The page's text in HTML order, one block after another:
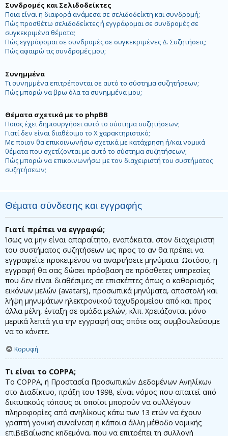
Συνδρομές και Σελιδοδείκτες
Ποια είναι η διαφορά ανάμεσα σε σελιδοδείκτη και συνδρομή;
Πώς προσθέτω σελιδοδείκτες ή εγγράφομαι σε συνδρομές σε
συγκεκριμένα θέματα;
Πώς εγγράφομαι σε συνδρομές σε συγκεκριμένες Δ. Συζητήσεις;
Πώς αφαιρώ τις συνδρομές μου;
Συνημμένα
Τι συνημμένα επιτρέπονται σε αυτό το σύστημα συζητήσεων;
Πώς μπορώ να βρω όλα τα συνημμένα μου;
Θέματα σχετικά με το phpBB
Ποιος έχει δημιουργήσει αυτό το σύστημα συζητήσεων;
Γιατί δεν είναι διαθέσιμο το Χ χαρακτηριστικό;
Με ποιον θα επικοινωνήσω σχετικά με κατάχρηση ή/και νομικά
θέματα που σχετίζονται με αυτό το σύστημα συζητήσεων;
Πώς μπορώ να επικοινωνήσω με τον διαχειριστή του συστήματος
συζητήσεων;
Θέματα σύνδεσης και εγγραφής
Γιατί πρέπει να εγγραφώ;
Ίσως να μην είναι απαραίτητο, εναπόκειται στον διαχειριστή
του συστήματος συζητήσεων ως προς το αν θα πρέπει να
εγγραφείτε προκειμένου να αναρτήσετε μηνύματα. Ωστόσο, η
εγγραφή θα σας δώσει πρόσβαση σε πρόσθετες υπηρεσίες
που δεν είναι διαθέσιμες σε επισκέπτες όπως ο καθορισμός
εικόνων μελών (avatars), προσωπικά μηνύματα, αποστολή και
λήψη μηνυμάτων ηλεκτρονικού ταχυδρομείου από και προς
άλλα μέλη, ένταξη σε ομάδα μελών, κλπ. Χρειάζονται μόνο
μερικά λεπτά για την εγγραφή σας οπότε σας συμβουλεύουμε
να το κάνετε.
Κορυφή
Τι είναι το COPPA;
Το COPPA, ή Προστασία Προσωπικών Δεδομένων Ανηλίκων
στο Διαδίκτυο, πράξη του 1998, είναι νόμος που απαιτεί από
δικτυακούς τόπους οι οποίοι μπορούν να συλλέγουν
πληροφορίες από ανηλίκους κάτω των 13 ετών να έχουν
γραπτή γονική συναίνεση ή κάποια άλλη μέθοδο νομικής
επιβεβαίωσης κηδεμόνα, που να επιτρέπει τη συλλογή